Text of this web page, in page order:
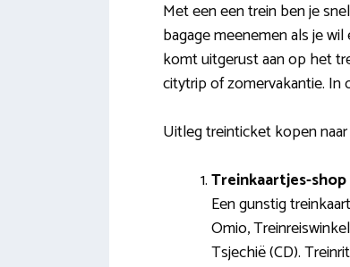
Met een een trein ben je
bagage meenemen als je
komt uitgerust aan op het
citytrip of zomervakantie.
Uitleg treinticket kopen
Treinkaartjes-
Een gunstig
Omio,
Tsjechië (CD).